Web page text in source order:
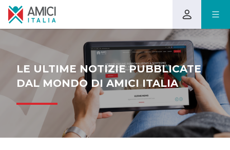
LE ULTIME NOTIZIE PUBBLICATE
DAL MONDO DI AMICI ITALIA